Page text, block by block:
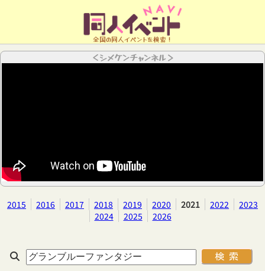
全国の同人イベントを検索！
＜シメケンチャンネル＞
2015 2016 2017 2018 2019 2020 2021 2022
2023
2024
2025 2026